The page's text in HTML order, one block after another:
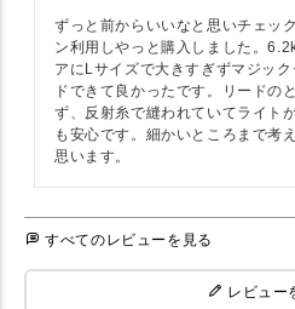
ずっと前からいいなと思いチェッ
ン利用しやっと購入しました。
アにLサイズで大きすぎずマジッ
ドできて良かったです。リードの
ず、反射糸で縫われていてライト
も安心です。細かいところまで考
思います。
すべてのレビューを見る
レビュー